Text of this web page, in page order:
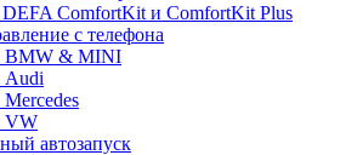
ComfortKit и ComfortKit Plus
с телефона
BMW & MINI
Audi
VW
автозапуск